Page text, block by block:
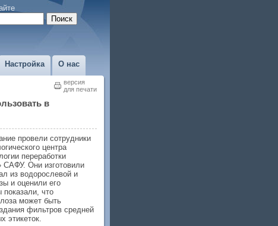
Настройка О нас
версия
для печати
в
провели сотрудники
центра
переработки
САФУ. Они изготовили
из водорослевой и
и оценили его
показали, что
может быть
фильтров средней
этикеток.